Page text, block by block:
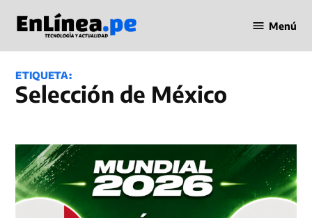
contenido
en Línea
Menú
ETIQUETA:
Selección de México